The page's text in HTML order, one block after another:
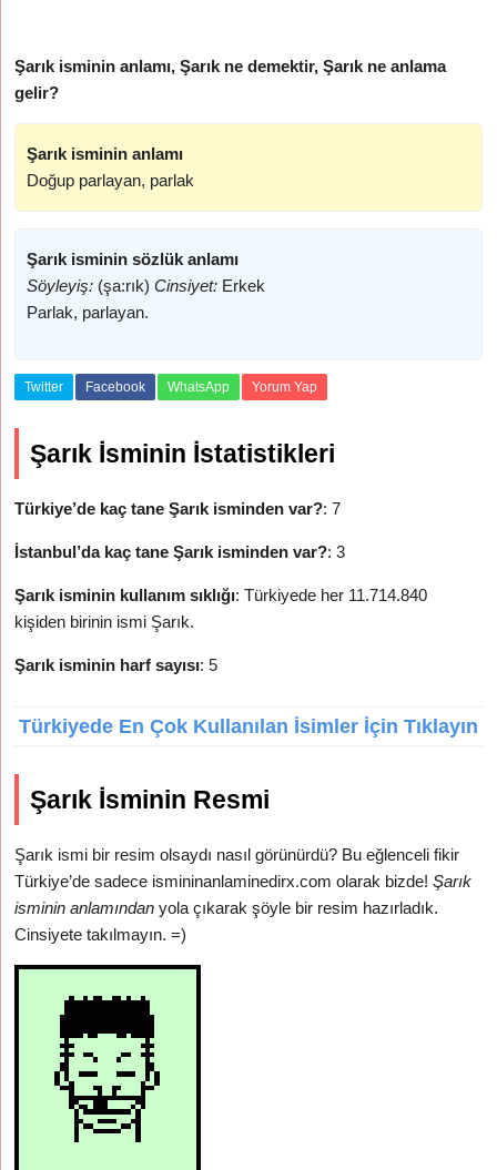
Şarık isminin anlamı, Şarık ne demektir, Şarık ne anlama
gelir?
Şarık isminin anlamı
Doğup parlayan, parlak
Şarık isminin sözlük anlamı
Söyleyiş: (şa:rık)Cinsiyet: Erkek
Parlak, parlayan.
Twitter Facebook WhatsApp Yorum Yap
Şarık İsminin İstatistikleri
Türkiye’de kaç tane Şarık isminden var?: 7
İstanbul’da kaç tane Şarık isminden var?: 3
Şarık isminin kullanım sıklığı: Türkiyede her 11.714.840
kişiden birinin ismi Şarık.
Şarık isminin harf sayısı: 5
Türkiyede En Çok Kullanılan İsimler İçin Tıklayın
Şarık İsminin Resmi
Şarık ismi bir resim olsaydı nasıl görünürdü? Bu eğlenceli fikir
Türkiye’de sadece ismininanlaminedirx.com olarak bizde!Şarık
isminin anlamından yola çıkarak şöyle bir resim hazırladık.
Cinsiyete takılmayın. =)